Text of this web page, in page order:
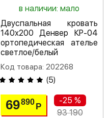
в наличии: мало
Двуспальная кровать
140х200 Денвер КР-04
ортопедическая ателье
светлое/белый
Код товара: 202268
(5)
69890 Р
-25 %
93 190